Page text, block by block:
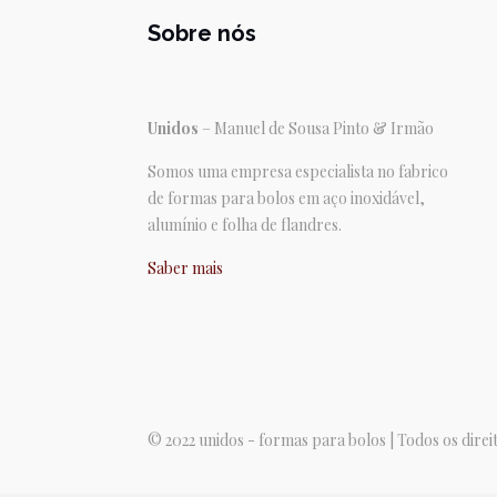
Sobre nós
Unidos – Manuel de Sousa Pinto & Irmão
Somos uma empresa especialista no fabrico
de formas para bolos em aço inoxidável,
alumínio e folha de flandres.
Saber mais
© 2022 unidos - formas para bolos | Todos os